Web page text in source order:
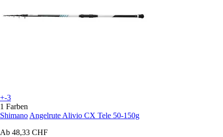
+-3
1 Farben
Shimano Angelrute Alivio CX Tele 50-150g
Ab 48,33 CHF